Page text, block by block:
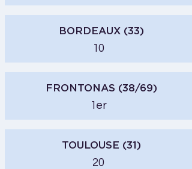
BORDEAUX (33)
10
FRONTONAS (38/69)
1er
TOULOUSE (31)
20